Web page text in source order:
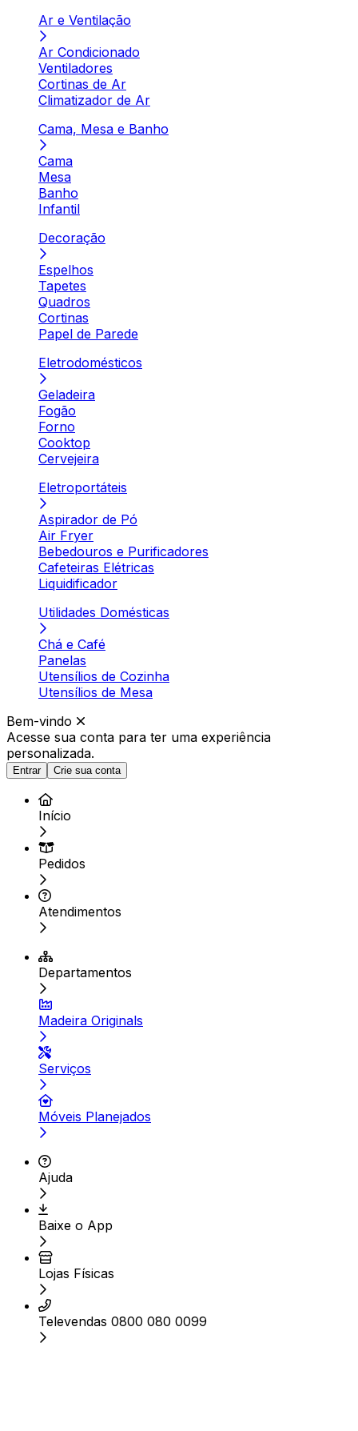
Ar e Ventilação
Ar Condicionado
Ventiladores
Cortinas de Ar
Climatizador de Ar
Cama, Mesa e Banho
Cama
Mesa
Banho
Infantil
Decoração
Espelhos
Tapetes
Quadros
Cortinas
Papel de Parede
Eletrodomésticos
Geladeira
Fogão
Forno
Cooktop
Cervejeira
Eletroportáteis
Aspirador de Pó
Air Fryer
Bebedouros e Purificadores
Cafeteiras Elétricas
Liquidificador
Utilidades Domésticas
Chá e Café
Panelas
Utensílios de Cozinha
Utensílios de Mesa
Bem-vindo
Acesse sua conta para ter uma experiência
personalizada.
Entrar Crie sua conta
Início
Pedidos
Atendimentos
Departamentos
Madeira Originals
Serviços
Móveis Planejados
Ajuda
Baixe o App
Lojas Físicas
Televendas 0800 080 0099